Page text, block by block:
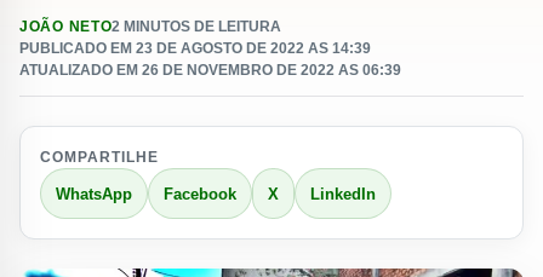
JOÃO NETO2 MINUTOS DE LEITURA
PUBLICADO EM 23 DE AGOSTO DE 2022 AS 14:39
ATUALIZADO EM 26 DE NOVEMBRO DE 2022 AS 06:39
COMPARTILHE
WhatsApp Facebook X LinkedIn